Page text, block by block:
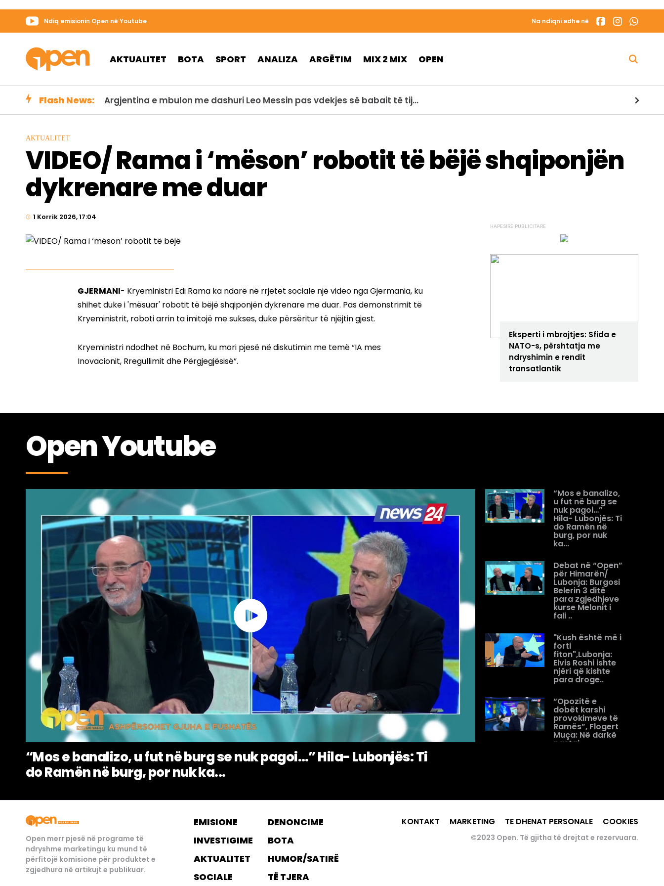
Ndiq emisionin Open në Youtube Na ndiqni edhe në
AKTUALITET BOTA SPORT ANALIZA ARGËTIM MIX 2 MIX OPEN
Flash News: Argjentina e mbulon me dashuri Leo Messin pas vdekjes së babait të tij…
AKTUALITET
VIDEO/ Rama i ‘mëson’ robotit të bëjë shqiponjën
dykrenare me duar
1 Korrik 2026, 17:04
GJERMANI- Kryeministri Edi Rama ka ndarë në rrjetet sociale një video nga Gjermania, ku
shihet duke i 'mësuar' robotit të bëjë shqiponjën dykrenare me duar. Pas demonstrimit të
Kryeministrit, roboti arrin ta imitojë me sukses, duke përsëritur të njëjtin gjest.
Kryeministri ndodhet në Bochum, ku mori pjesë në diskutimin me temë “IA mes
Inovacionit, Rregullimit dhe Përgjegjësisë”.
Eksperti i mbrojtjes: Sfida e
NATO-s, përshtatja me
ndryshimin e rendit
transatlantik
Open Youtube
“Mos e banalizo, u fut në burg se nuk pagoi…” Hila- Lubonjës: Ti
do Ramën në burg, por nuk ka...
“Mos e banalizo,
u fut në burg se
nuk pagoi…”
Hila- Lubonjës: Ti
do Ramën në
burg, por nuk
ka...
Debat në “Open”
për Himarën/
Lubonja: Burgosi
Belerin 3 ditë
para zgjedhjeve
kurse Melonit i
fali ..
"Kush është më i
forti
fiton",Lubonja:
Elvis Roshi ishte
njëri që kishte
para droge..
“Opozitë e
dobët karshi
provokimeve të
Ramës”, Flogert
Muça: Në darkë
pastaj
gjuhën e Ramës/
demoralizuese
“Nuk flas me
Open merr pjesë në programe të
ndryshme marketingu ku mund të
përfitojë komisione për produktet e
zgjedhura në artikujt e publikuar.
EMISIONE
INVESTIGIME
AKTUALITET
SOCIALE
DENONCIME
BOTA
HUMOR/SATIRË
TË TJERA
KONTAKT MARKETING TE DHENAT PERSONALE COOKIES
©2023 Open. Të gjitha të drejtat e rezervuara.